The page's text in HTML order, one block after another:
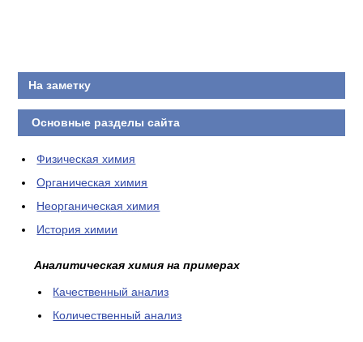
На заметку
Основные разделы сайта
Физическая химия
Органическая химия
Неорганическая химия
История химии
Аналитическая химия на примерах
Качественный анализ
Количественный анализ